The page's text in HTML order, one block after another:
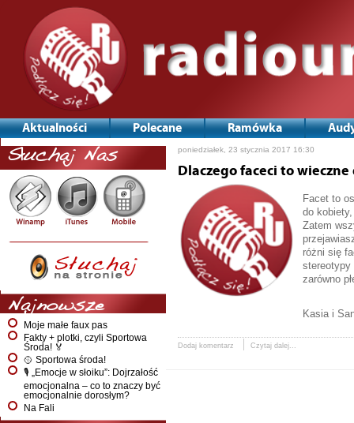
Aktualności Polecane Ramówka
Słuchaj Nas
Najnowsze
Moje małe faux pas
Fakty + plotki, czyli Sportowa
Środa! 🏅
🥎 Sportowa środa!
🎙️ „Emocje w słoiku”: Dojrzałość
emocjonalna – co to znaczy być
emocjonalnie dorosłym?
Na Fali
poniedziałek, 23 stycznia 2017 16:30
Dlaczego faceci to wieczne
Facet to
do
Zatem
różni się
stereotypy
zarówno
Kasia i
Dodaj komentarz Czytaj dalej...